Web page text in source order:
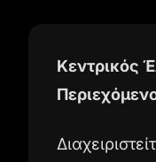
Κεντρικός